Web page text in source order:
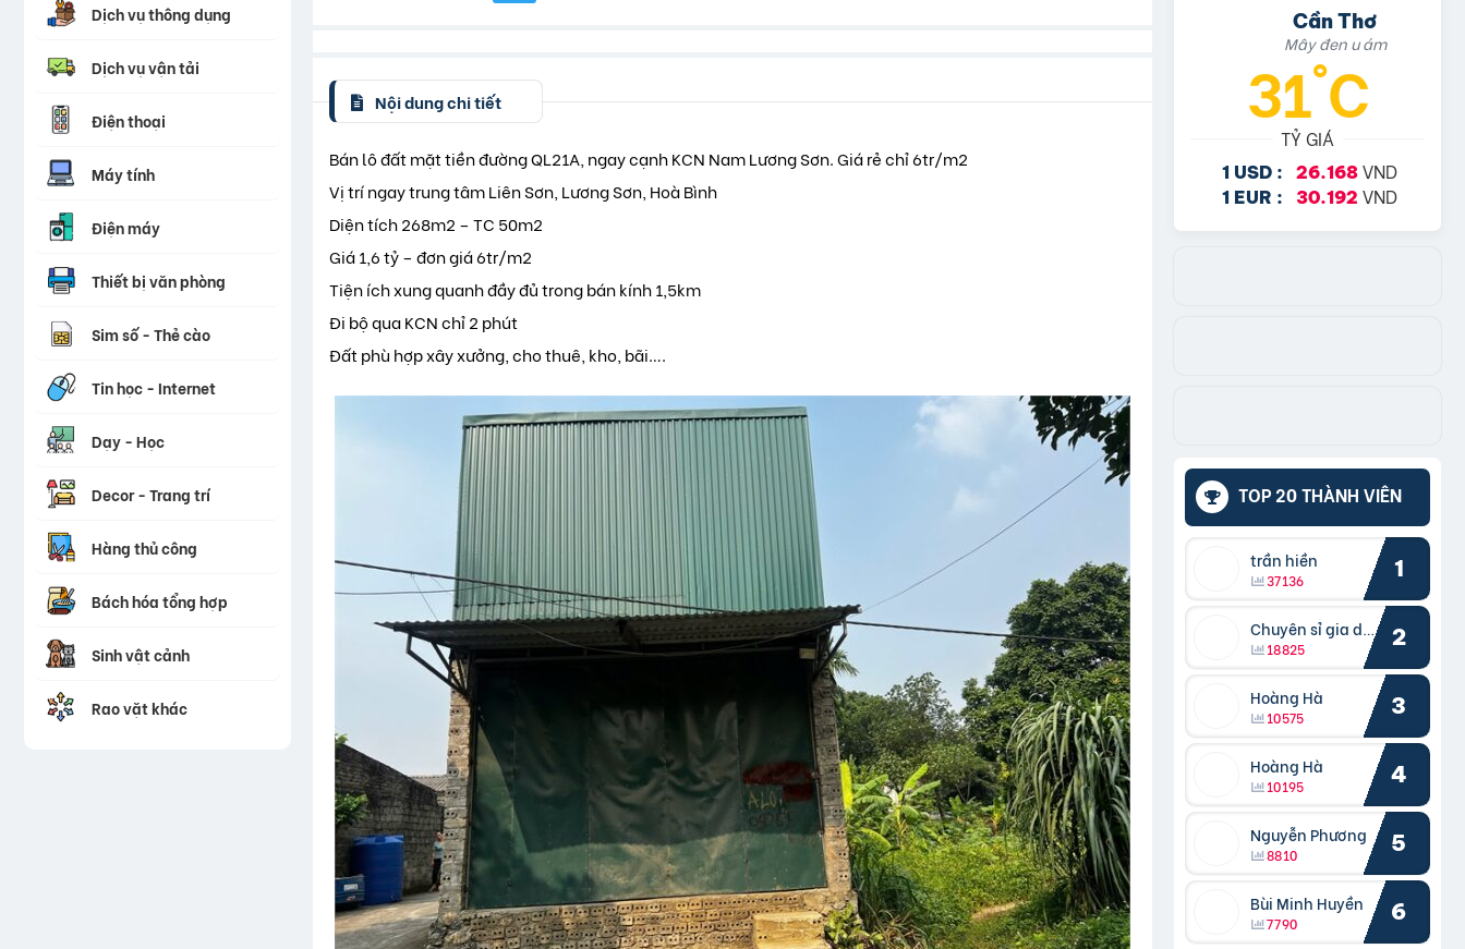
Dịch vụ thông dụng
Dịch vụ vận tải
Điện thoại
Máy tính
Điện máy
Thiết bị văn phòng
Sim số - Thẻ cào
Tin học - Internet
Dạy - Học
Decor - Trang trí
Hàng thủ công
Bách hóa tổng hợp
Sinh vật cảnh
Rao vặt khác
Nội dung chi tiết
Bán lô đất mặt tiền đường QL21A, ngay cạnh KCN Nam Lương Sơn. Giá rẻ chỉ 6tr/m2
Vị trí ngay trung tâm Liên Sơn, Lương Sơn, Hoà Bình
Diện tích 268m2 – TC 50m2
Giá 1,6 tỷ – đơn giá 6tr/m2
Tiện ích xung quanh đầy đủ trong bán kính 1,5km
Đi bộ qua KCN chỉ 2 phút
Đất phù hợp xây xưởng, cho thuê, kho, bãi….
Cần Thơ
Mây đen u ám
31°C
TỶ GIÁ
1 USD : 26.168 VND
1 EUR : 30.192 VND
TOP 20 THÀNH VIÊN
trần hiền
37136 1
Chuyên sỉ gia dụng
18825 2
Hoàng Hà
10575 3
Hoàng Hà
10195 4
Nguyễn Phương
8810 5
Bùi Minh Huyền
7790 6